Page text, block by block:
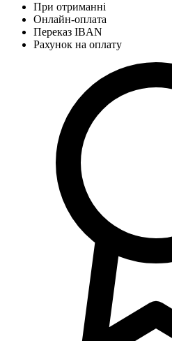
При отриманні
Онлайн-оплата
Переказ IBAN
Рахунок на оплату